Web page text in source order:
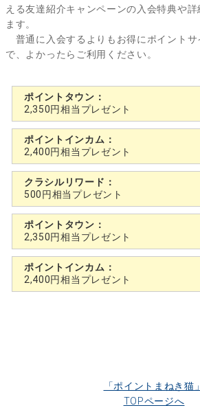
える友達紹介キャンペーンの入会特典や
ます。
普通に入会するよりもお得にポイントサ
で、よかったらご利用ください。
ポイントタウン：
2,350円相当プレゼント
ポイントインカム：
2,400円相当プレゼント
クラシルリワード：
500円相当プレゼント
ポイントタウン：
2,350円相当プレゼント
ポイントインカム：
2,400円相当プレゼント
「ポイントまねき猫」
TOPページへ